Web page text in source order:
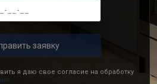
заявку
я даю свое согласие на обработку